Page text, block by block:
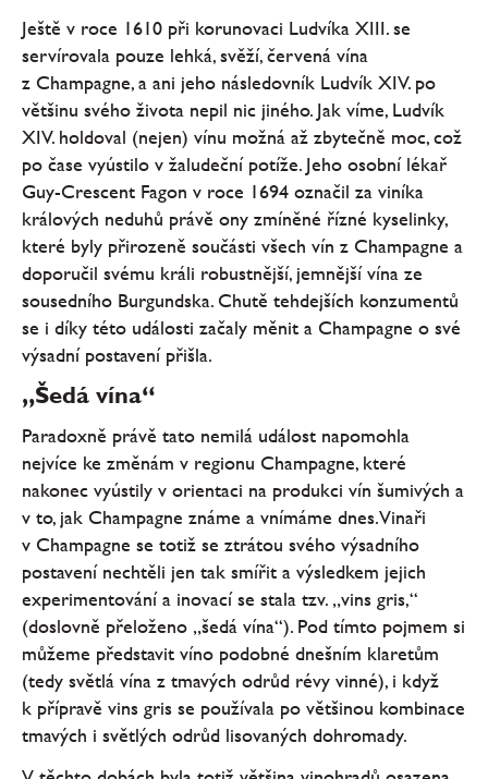
Ještě v roce 1610 při korunovaci Ludvíka XIII. se
servírovala pouze lehká, svěží, červená vína
z Champagne, a ani jeho následovník Ludvík XIV. po
většinu svého života nepil nic jiného. Jak víme, Ludvík
XIV. holdoval (nejen) vínu možná až zbytečně moc, což
po čase vyústilo v žaludeční potíže. Jeho osobní lékař
Guy-Crescent Fagon v roce 1694 označil za viníka
králových neduhů právě ony zmíněné řízné kyselinky,
které byly přirozeně součásti všech vín z Champagne a
doporučil svému králi robustnější, jemnější vína ze
sousedního Burgundska. Chutě tehdejších konzumentů
se i díky této události začaly měnit a Champagne o své
výsadní postavení přišla.
„Šedá vína“
Paradoxně právě tato nemilá událost napomohla
nejvíce ke změnám v regionu Champagne, které
nakonec vyústily v orientaci na produkci vín šumivých a
v to, jak Champagne známe a vnímáme dnes. Vinaři
v Champagne se totiž se ztrátou svého výsadního
postavení nechtěli jen tak smířit a výsledkem jejich
experimentování a inovací se stala tzv. „vins gris,“
(doslovně přeloženo „šedá vína“). Pod tímto pojmem si
můžeme představit víno podobné dnešním klaretům
(tedy světlá vína z tmavých odrůd révy vinné), i když
k přípravě vins gris se používala po většinou kombinace
tmavých i světlých odrůd lisovaných dohromady.